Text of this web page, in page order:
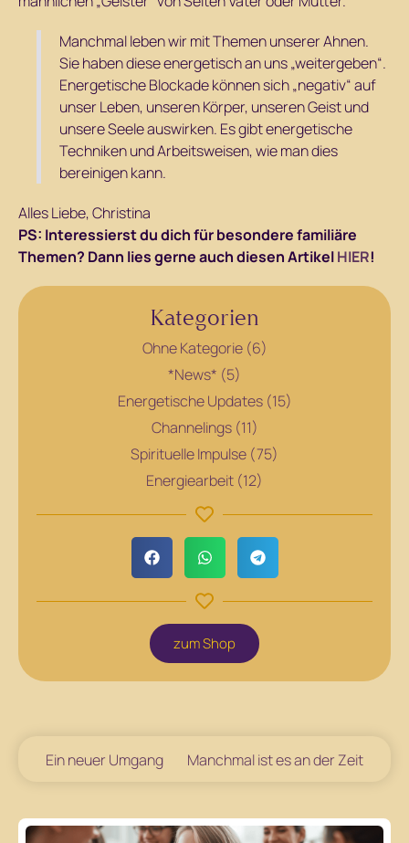
Manchmal leben wir mit Themen unserer Ahnen.
Sie haben diese energetisch an uns „weitergeben“.
Energetische Blockade können sich „negativ“ auf
unser Leben, unseren Körper, unseren Geist und
unsere Seele auswirken. Es gibt energetische
Techniken und Arbeitsweisen, wie man dies
bereinigen kann.
Alles Liebe, Christina
PS: Interessierst du dich für besondere familiäre
Themen? Dann lies gerne auch diesen ArtikelHIER!
Kategorien
Ohne Kategorie (6)
*News* (5)
Energetische Updates (15)
Channelings (11)
Spirituelle Impulse (75)
Energiearbeit (12)
zum Shop
Ein neuer Umgang Manchmal ist es an der Zeit